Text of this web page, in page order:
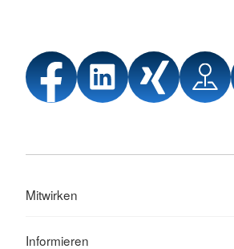
Mitwirken
Informieren